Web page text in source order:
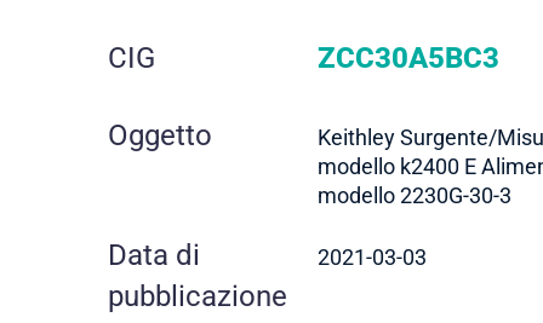
dettaglio
gara
CIG ZCC30A5BC3
Oggetto
Keithley Surgente/
modello k2400 E
modello 2230G-30-3
Data di
pubblicazione
2021-03-03